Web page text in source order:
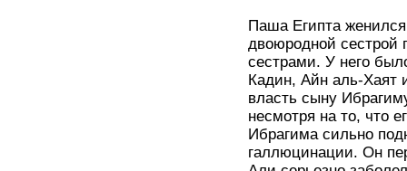
Паша Египта
двоюродной сестрой
сестрами. У него
Кадин, Айн аль-Хаят
власть сыну
несмотря на то, что
Ибрагима сильно
галлюцинации. Он